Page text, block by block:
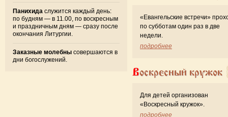
Панихида служится каждый день:
по будням — в 11.00, по воскресным
и праздничным дням — сразу после
окончания Литургии.
Заказные молебны совершаются в
дни богослужений.
«Евангельские встречи»
по субботам один раз в две
недели.
подробнее
Воскресный кружок
Для детей организован
«Воскресный кружок».
подробнее